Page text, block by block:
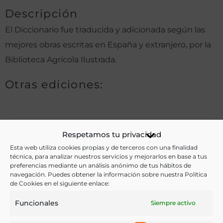
Respetamos tu privacidad
Esta web utiliza cookies propias y de terceros con una finalidad
técnica, para analizar nuestros servicios y mejorarlos en base a tus
preferencias mediante un análisis anónimo de tus hábitos de
navegación. Puedes obtener la información sobre nuestra Política
de Cookies en el siguiente enlace:
Funcionales Siempre activo
Descripción
El Diccionario fue traducida y adicionada según las
mejores obras escritas en España y extranjero, por la
Biblioteca Agrícola Ilustrada.
Otras ediciones:
Notas:
1. A-B (VIII, 786 p., [5] h. de lám.)
2. C-H ( 888 p., [13] h. de lám.)
3. I-Z ( 622 p., [11] h. de lám.)